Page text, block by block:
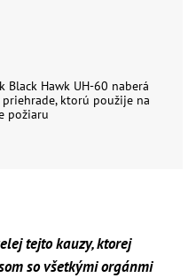
Black Hawk UH-60 naberá
ktorú použije na
požiaru
tejto kauzy, ktorej
so všetkými orgánmi